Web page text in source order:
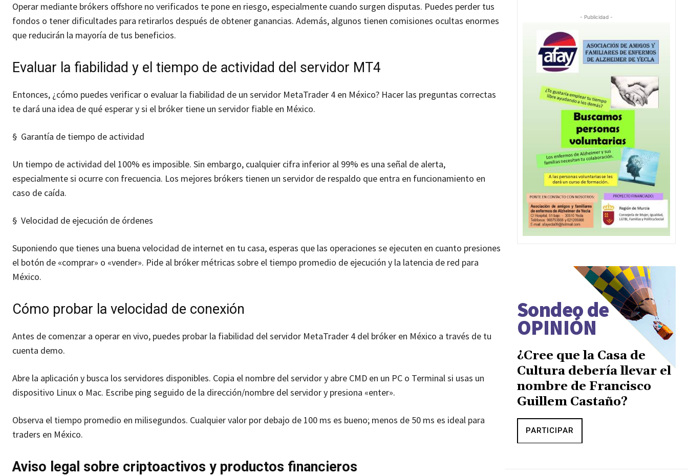
Operar mediante brókers offshore no verificados te pone en riesgo, especialmente cuando surgen disputas. Puedes perder tus
fondos o tener dificultades para retirarlos después de obtener ganancias. Además, algunos tienen comisiones ocultas enormes
que reducirán la mayoría de tus beneficios.
Evaluar la fiabilidad y el tiempo de actividad del servidor MT4
Entonces, ¿cómo puedes verificar o evaluar la fiabilidad de un servidor MetaTrader 4 en México? Hacer las preguntas correctas
te dará una idea de qué esperar y si el bróker tiene un servidor fiable en México.
§ Garantía de tiempo de actividad
Un tiempo de actividad del 100% es imposible. Sin embargo, cualquier cifra inferior al 99% es una señal de alerta,
especialmente si ocurre con frecuencia. Los mejores brókers tienen un servidor de respaldo que entra en funcionamiento en
caso de caída.
§ Velocidad de ejecución de órdenes
Suponiendo que tienes una buena velocidad de internet en tu casa, esperas que las operaciones se ejecuten en cuanto presiones
el botón de «comprar» o «vender». Pide al bróker métricas sobre el tiempo promedio de ejecución y la latencia de red para
México.
Cómo probar la velocidad de conexión
Antes de comenzar a operar en vivo, puedes probar la fiabilidad del servidor MetaTrader 4 del bróker en México a través de tu
cuenta demo.
Abre la aplicación y busca los servidores disponibles. Copia el nombre del servidor y abre CMD en un PC o Terminal si usas un
dispositivo Linux o Mac. Escribe ping seguido de la dirección/nombre del servidor y presiona «enter».
Observa el tiempo promedio en milisegundos. Cualquier valor por debajo de 100 ms es bueno; menos de 50 ms es ideal para
traders en México.
Aviso legal sobre criptoactivos y productos financieros
- Publicidad -
Sondeo de
OPINIÓN
¿Cree que la Casa de
Cultura debería llevar el
nombre de Francisco
Guillem Castaño?
PARTICIPAR